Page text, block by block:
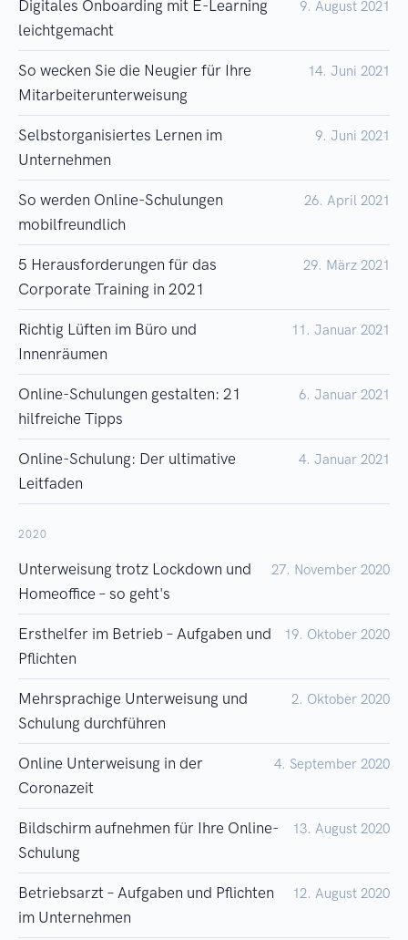
Digitales Onboarding mit E-Learning
leichtgemacht
9. August 2021
So wecken Sie die Neugier für Ihre
Mitarbeiterunterweisung
14. Juni 2021
Selbstorganisiertes Lernen im
Unternehmen
9. Juni 2021
So werden Online-Schulungen
mobilfreundlich
26. April 2021
5 Herausforderungen für das
Corporate Training in 2021
29. März 2021
Richtig Lüften im Büro und
Innenräumen
11. Januar 2021
Online-Schulungen gestalten: 21
hilfreiche Tipps
6. Januar 2021
Online-Schulung: Der ultimative
Leitfaden
4. Januar 2021
2020
Unterweisung trotz Lockdown und
Homeoffice – so geht's
27. November 2020
Ersthelfer im Betrieb – Aufgaben und
Pflichten
19. Oktober 2020
Mehrsprachige Unterweisung und
Schulung durchführen
2. Oktober 2020
Online Unterweisung in der
Coronazeit
4. September 2020
Bildschirm aufnehmen für Ihre Online-
Schulung
13. August 2020
Betriebsarzt – Aufgaben und Pflichten
im Unternehmen
12. August 2020